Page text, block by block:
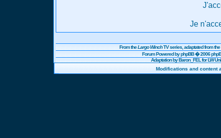
Je
From theLargo WinchTV series, adaptated from
Forum Powered byphpBB� 2006
Adaptation by Baron_FEL for LW
Modifications and content